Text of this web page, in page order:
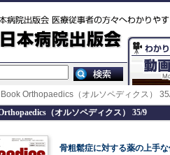
Orthopaedics（オルソペディクス）
（オルソペディクス） 35/9
骨粗鬆症に対する薬の上手